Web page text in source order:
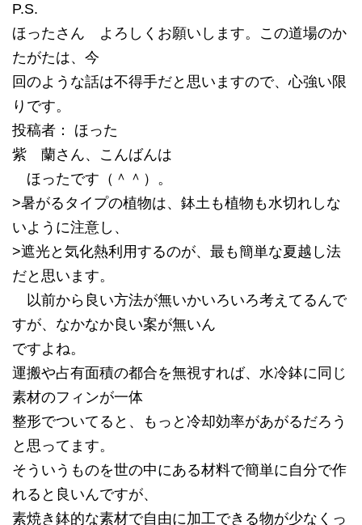
P.S.
ほったさん よろしくお願いします。この道場のか
たがたは、今
回のような話は不得手だと思いますので、心強い限
りです。
投稿者： ほった
紫 蘭さん、こんばんは
ほったです（＾＾）。
>暑がるタイプの植物は、鉢土も植物も水切れしな
いように注意し、
>遮光と気化熱利用するのが、最も簡単な夏越し法
だと思います。
以前から良い方法が無いかいろいろ考えてるんで
すが、なかなか良い案が無いん
ですよね。
運搬や占有面積の都合を無視すれば、水冷鉢に同じ
素材のフィンが一体
整形でついてると、もっと冷却効率があがるだろう
と思ってます。
そういうものを世の中にある材料で簡単に自分で作
れると良いんですが、
素焼き鉢的な素材で自由に加工できる物が少なくっ